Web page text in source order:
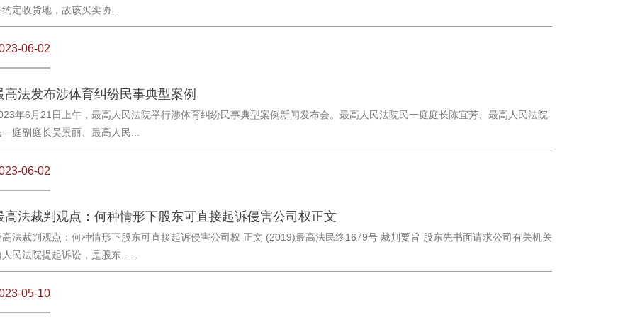
约定收货地，故该买卖协...
06-02
高法发布涉体育纠纷民事典型案例
年6月21日上午，最高人民法院举行涉体育纠纷民事典型案例新闻发布会。最高人民法院民一庭庭长陈宜芳、最高人民法院
一庭副庭长吴景丽、最高人民...
06-02
高法裁判观点：何种情形下股东可直接起诉侵害公司权正文
高法裁判观点：何种情形下股东可直接起诉侵害公司权 正文 (2019)最高法民终1679号 裁判要旨 股东先书面请求公司有关机关
人民法院提起诉讼，是股东......
05-10